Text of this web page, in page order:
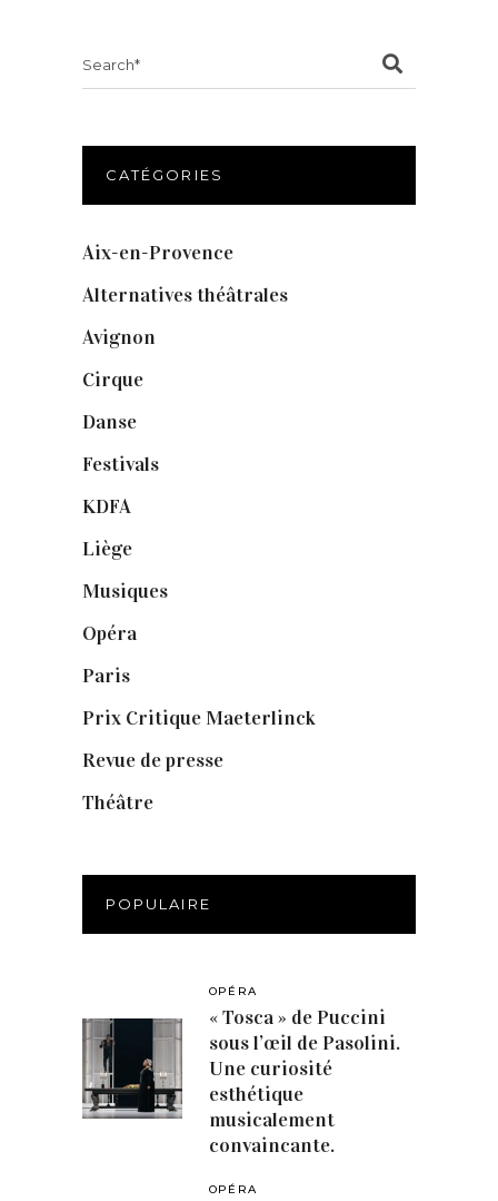
CATÉGORIES
Aix-en-Provence
Alternatives théâtrales
Avignon
Cirque
Danse
Festivals
KDFA
Liège
Musiques
Opéra
Paris
Prix Critique Maeterlinck
Revue de presse
Théâtre
POPULAIRE
OPÉRA
« Tosca » de Puccini
sous l’œil de Pasolini.
Une curiosité
esthétique
musicalement
convaincante.
OPÉRA